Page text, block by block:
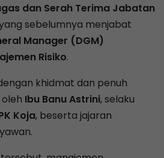
dan Serah Terima Jabatan
sebelumnya menjabat
Manager (DGM)
Risiko.
khidmat dan penuh
Ibu Banu Astrini, selaku
Koja, beserta jajaran